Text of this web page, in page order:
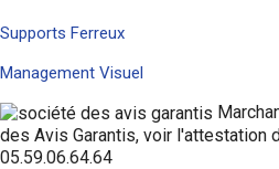
Supports Ferreux
Management Visuel
des Avis Garantis, voir l'attestation
05.59.06.64.64